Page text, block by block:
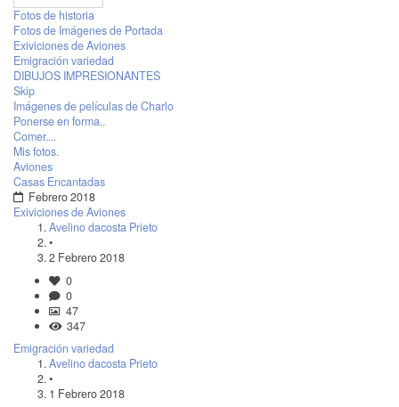
Fotos de historia
Fotos de Imágenes de Portada
Exiviciones de Aviones
Emigración variedad
DIBUJOS IMPRESIONANTES
Skip
Imágenes de películas de Charlo
Ponerse en forma..
Comer....
Mis fotos.
Aviones
Casas Encantadas
Febrero 2018
Exiviciones de Aviones
Avelino dacosta Prieto
•
2 Febrero 2018
0
0
47
347
Emigración variedad
Avelino dacosta Prieto
•
1 Febrero 2018